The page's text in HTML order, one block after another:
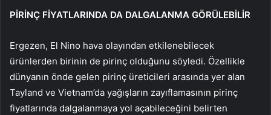
PİRİNÇ FİYATLARINDA DA DALGALANMA GÖRÜLEBİLİR
Ergezen, El Nino hava olayından etkilenebilecek
ürünlerden birinin de pirinç olduğunu söyledi. Özellikle
dünyanın önde gelen pirinç üreticileri arasında yer alan
Tayland ve Vietnam’da yağışların zayıflamasının pirinç
fiyatlarında dalgalanmaya yol açabileceğini belirten